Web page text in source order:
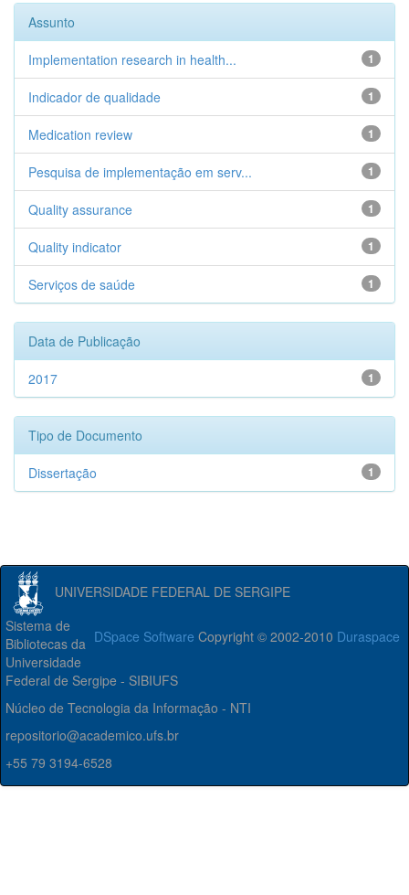
Assunto
1
Implementation research in health...
1
Indicador de qualidade
1
Medication review
1
Pesquisa de implementação em serv...
1
Quality assurance
1
Quality indicator
1
Serviços de saúde
Data de Publicação
1
2017
Tipo de Documento
1
Dissertação
UNIVERSIDADE FEDERAL DE SERGIPE
DSpace Software Copyright © 2002-2010 Duraspace
Sistema de
Bibliotecas da
Universidade
Federal de Sergipe - SIBIUFS
Núcleo de Tecnologia da Informação - NTI
repositorio@academico.ufs.br
+55 79 3194-6528